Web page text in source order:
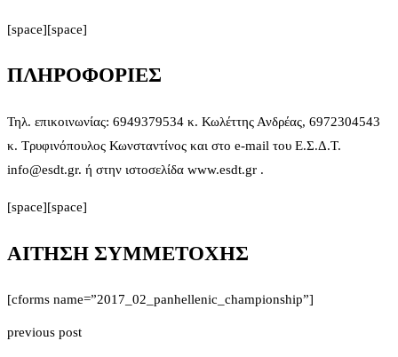
[space][space]
ΠΛΗΡΟΦΟΡΙΕΣ
Τηλ. επικοινωνίας: 6949379534 κ. Κωλέττης Ανδρέας, 6972304543
κ. Τρυφινόπουλος Κωνσταντίνος και στο e-mail του Ε.Σ.Δ.Τ.
info@esdt.gr. ή στην ιστοσελίδα www.esdt.gr .
[space][space]
ΑΙΤΗΣΗ ΣΥΜΜΕΤΟΧΗΣ
[cforms name=”2017_02_panhellenic_championship”]
previous post